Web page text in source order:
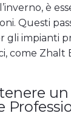
è
Questi
gli impianti
come Zhalt